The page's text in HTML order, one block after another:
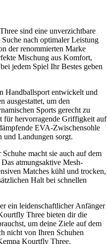
sind eine unverzichtbare
nach optimaler Leistung
der renommierten Marke
Mischung aus Komfort,
jedem Spiel Ihr Bestes geben
Handballsport entwickelt und
ausgestattet, um den
Sports gerecht zu
für hervorragende Griffigkeit auf
EVA-Zwischensohle
und Landungen sorgt.
macht sie auch auf dem
atmungsaktive Mesh-
Matches kühl und trocken,
Halt bei schnellen
ein leidenschaftlicher Anfänger
Three bieten dir die
um deine Ziele auf dem
nicht von Ihren Schuhen
Kourtfly Three.